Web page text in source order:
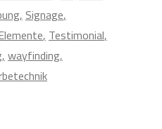
Signage
Testimonial
wayfinding